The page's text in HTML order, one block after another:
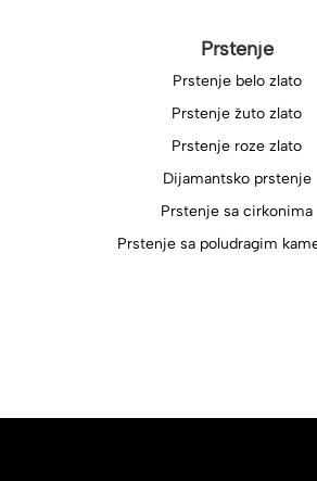
Prstenje
Prstenje belo zlato
Prstenje žuto zlato
Prstenje roze zlato
Dijamantsko prstenje
Prstenje sa cirkonima
Prstenje sa poludragim